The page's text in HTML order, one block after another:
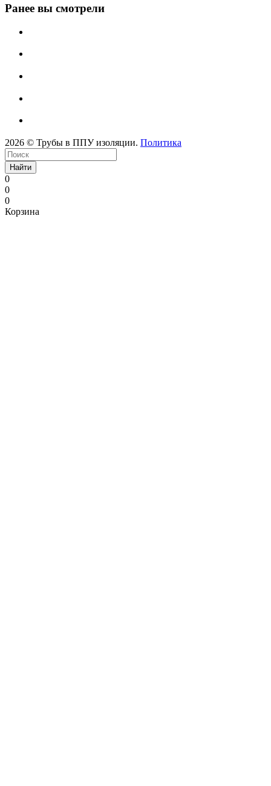
Ранее вы смотрели
2026 © Трубы в ППУ изоляции. Политика
Найти
0
0
0
Корзина